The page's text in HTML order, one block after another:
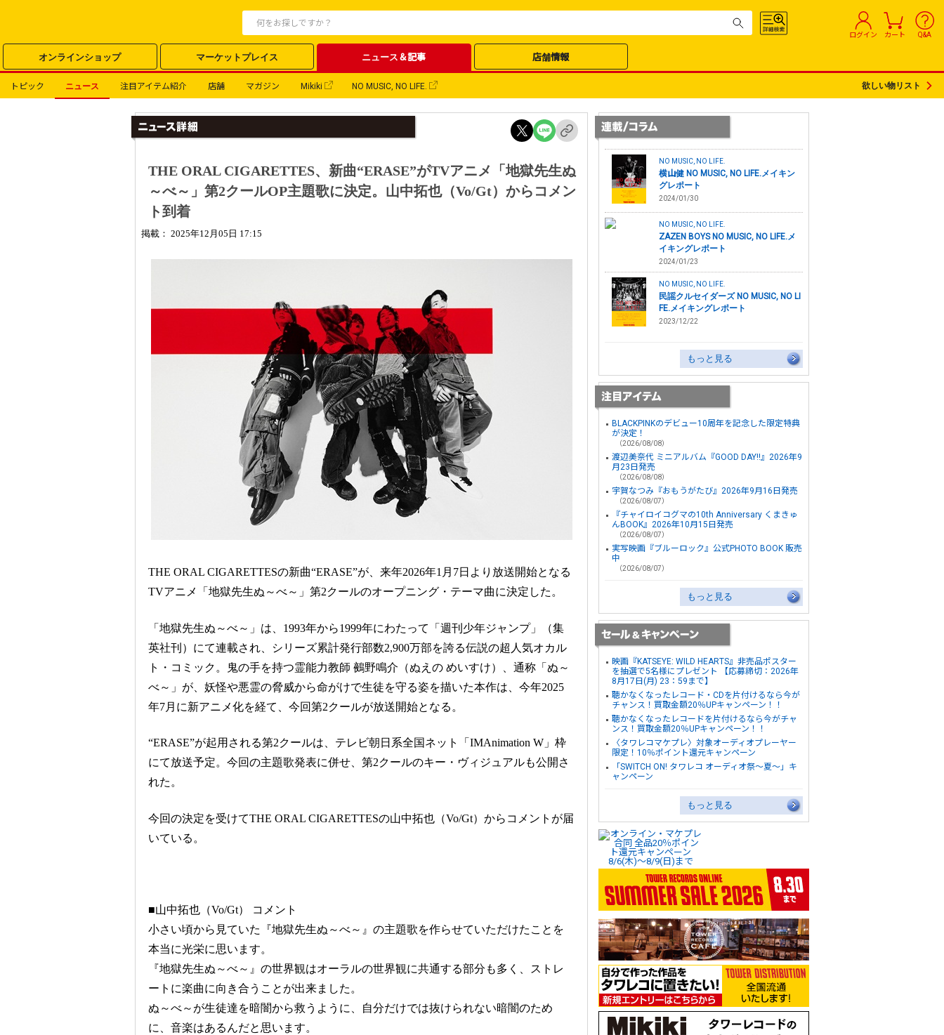
ログイン カート Q&A
オンラインショップ マーケットプレイス ニュース＆記事 店舗情報
トピック ニュース 注目アイテム紹介 店舗 マガジン Mikiki NO MUSIC, NO LIFE. 欲しい物リスト
THE ORAL CIGARETTES、新曲“ERASE”がTVアニメ「地獄先生ぬ
～べ～」第2クールOP主題歌に決定。山中拓也（Vo/Gt）からコメン
ト到着
掲載： 2025年12月05日 17:15
THE ORAL CIGARETTESの新曲“ERASE”が、来年2026年1月7日より放送開始となる
TVアニメ「地獄先生ぬ～べ～」第2クールのオープニング・テーマ曲に決定した。
「地獄先生ぬ～べ～」は、1993年から1999年にわたって「週刊少年ジャンプ」（集
英社刊）にて連載され、シリーズ累計発行部数2,900万部を誇る伝説の超人気オカル
ト・コミック。鬼の手を持つ霊能力教師 鵺野鳴介（ぬえの めいすけ）、通称「ぬ～
べ～」が、妖怪や悪霊の脅威から命がけで生徒を守る姿を描いた本作は、今年2025
年7月に新アニメ化を経て、今回第2クールが放送開始となる。
“ERASE”が起用される第2クールは、テレビ朝日系全国ネット「IMAnimation W」枠
にて放送予定。今回の主題歌発表に併せ、第2クールのキー・ヴィジュアルも公開さ
れた。
今回の決定を受けてTHE ORAL CIGARETTESの山中拓也（Vo/Gt）からコメントが届
いている。
■山中拓也（Vo/Gt） コメント
小さい頃から見ていた『地獄先生ぬ～べ～』の主題歌を作らせていただけたことを
本当に光栄に思います。
『地獄先生ぬ～べ～』の世界観はオーラルの世界観に共通する部分も多く、ストレ
ートに楽曲に向き合うことが出来ました。
ぬ～べ～が生徒達を暗闇から救うように、自分だけでは抜けられない暗闇のため
に、音楽はあるんだと思います。
NO MUSIC, NO LIFE.
横山健 NO MUSIC, NO LIFE.メイキン
グレポート
2024/01/30
NO MUSIC, NO LIFE.
ZAZEN BOYS NO MUSIC, NO LIFE.メ
イキングレポート
2024/01/23
NO MUSIC, NO LIFE.
民謡クルセイダーズ NO MUSIC, NO LI
FE.メイキングレポート
2023/12/22
もっと見る
BLACKPINKのデビュー10周年を記念した限定特典
が決定！
（2026/08/08）
渡辺美奈代 ミニアルバム『GOOD DAY!!』2026年9
月23日発売
（2026/08/08）
宇賀なつみ『おもうがたび』2026年9月16日発売
（2026/08/07）
『チャイロイコグマの10th Anniversary くまきゅ
んBOOK』2026年10月15日発売
（2026/08/07）
実写映画『ブルーロック』公式PHOTO BOOK 販売
中
（2026/08/07）
もっと見る
映画『KATSEYE: WILD HEARTS』非売品ポスター
を抽選で5名様にプレゼント 【応募締切：2026年
8月17日(月) 23：59まで】
聴かなくなったレコード・CDを片付けるなら今が
チャンス！買取金額20％UPキャンペーン！！
聴かなくなったレコードを片付けるなら今がチャ
ンス！買取金額20％UPキャンペーン！！
〈タワレコマケプレ〉対象オーディオプレーヤー
限定！10％ポイント還元キャンペーン
「SWITCH ON! タワレコ オーディオ祭～夏～」キ
ャンペーン
もっと見る